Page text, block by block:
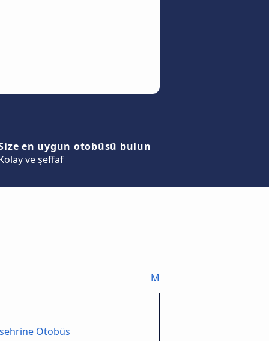
en uygun otobüsü bulun
ve şeffaf
M
Otobüs